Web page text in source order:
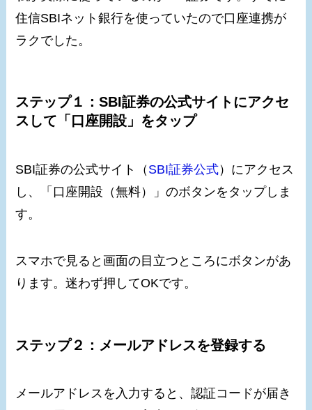
住信SBIネット銀行を使っていたので口座連携が
ラクでした。
ステップ１：SBI証券の公式サイトにアクセ
スして「口座開設」をタップ
SBI証券の公式サイト（ SBI証券公式）にアクセス
し、「口座開設（無料）」のボタンをタップしま
す。
スマホで見ると画面の目立つところにボタンがあ
ります。迷わず押してOKです。
ステップ２：メールアドレスを登録する
メールアドレスを入力すると、認証コードが届き